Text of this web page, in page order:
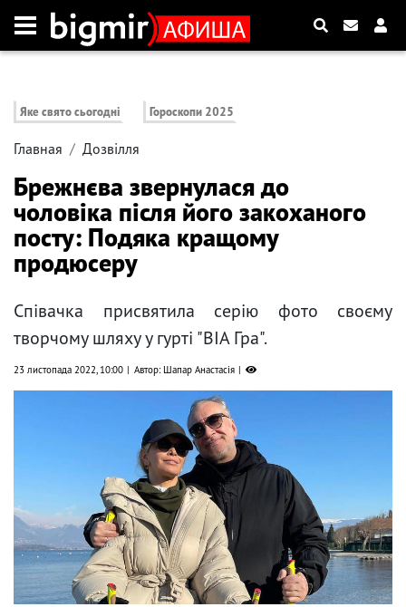
Яке свято сьогодні Гороскопи 2025
Главная Дозвілля
Брежнєва звернулася до
чоловіка після його закоханого
посту: Подяка кращому
продюсеру
Співачка присвятила серію фото своєму
творчому шляху у гурті "ВІА Гра".
23 листопада 2022, 10:00 Автор: Шапар Анастасія